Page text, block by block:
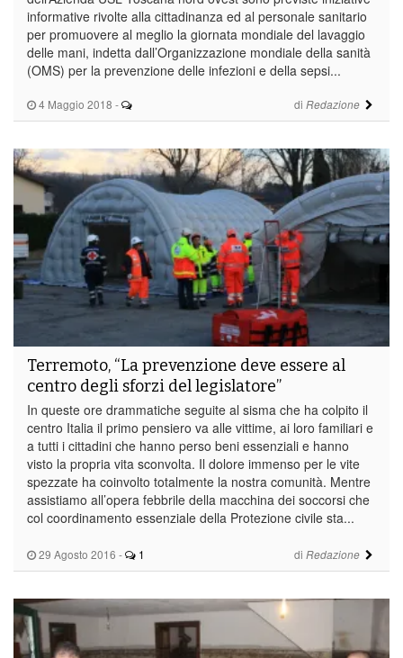
4 Maggio 2018 - di Redazione
informative rivolte alla cittadinanza ed al personale sanitario
per promuovere al meglio la giornata mondiale del lavaggio
delle mani, indetta dall’Organizzazione mondiale della sanità
(OMS) per la prevenzione delle infezioni e della sepsi...
29 Agosto 2016 - 1 di Redazione
Terremoto, “La prevenzione deve essere al
centro degli sforzi del legislatore”
In queste ore drammatiche seguite al sisma che ha colpito il
centro Italia il primo pensiero va alle vittime, ai loro familiari e
a tutti i cittadini che hanno perso beni essenziali e hanno
visto la propria vita sconvolta. Il dolore immenso per le vite
spezzate ha coinvolto totalmente la nostra comunità. Mentre
assistiamo all’opera febbrile della macchina dei soccorsi che
col coordinamento essenziale della Protezione civile sta...